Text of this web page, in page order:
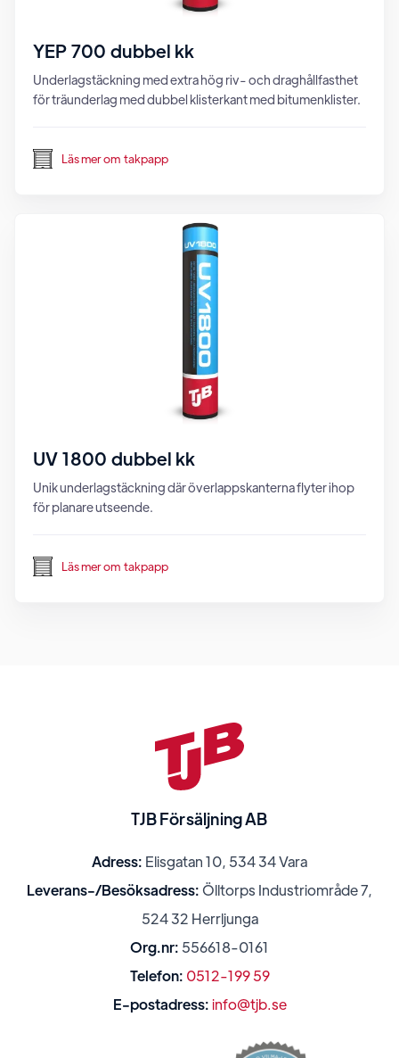
YEP 700 dubbel kk
Underlagstäckning med extra hög riv- och draghållfasthet
för träunderlag med dubbel klisterkant med bitumenklister.
Läs mer om takpapp
UV 1800 dubbel kk
Unik underlagstäckning där överlappskanterna flyter ihop
för planare utseende.
Läs mer om takpapp
TJB Försäljning AB
Adress: Elisgatan 10, 534 34 Vara
Leverans-/Besöksadress: Ölltorps Industriområde 7,
524 32 Herrljunga
Org.nr: 556618-0161
Telefon: 0512-199 59
E-postadress: info@tjb.se